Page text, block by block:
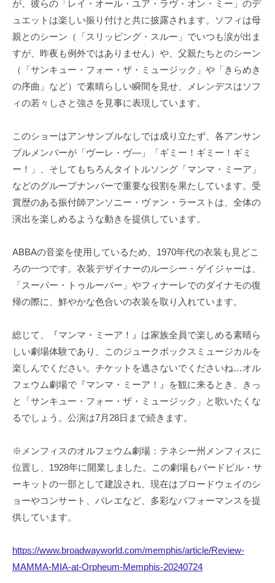
が、彼らの「レイ・オール・ユア・ラヴ・オン・ミー」のデ
ュエットは楽しい振り付けと共に披露されます。ソフィは母
親とのシーン（「スリッピング・スルー」でいつも涙が出ま
すが、昨夜も例外ではありません）や、父親たちとのシーン
（「サンキュー・フォー・ザ・ミュージック」や「きらめき
の序曲」など）で素晴らしい瞬間を見せ、メレンデスはソフ
ィの若々しさと強さを見事に表現しています。
このショーはアンサンブルなしでは成り立たず、各アンサン
ブルメンバーが「ヴーレ・ヴ―」「ギミー！ギミー！ギミ
ー！」、そしてもちろんタイトルソング「マンマ・ミーア」
などのグループナンバーで重要な役割を果たしています。受
賞歴のある振付師アンソニー・ヴァン・ラーストは、全体の
演出を楽しめるような動きを提供しています。
ABBAの音楽を使用しているため、1970年代の衣装も見どこ
ろの一つです。衣装デザイナーのルーシー・ゲイジャーは、
「スーパー・トゥルーパー」やフィナーレでのダイナモの復
帰の際に、鮮やかな色合いの衣装を取り入れています。
総じて、『マンマ・ミーア！』は家族全員で楽しめる素晴ら
しい劇場体験であり、このジュークボックスミュージカルを
楽しんでください。チケットを逃さないでくださいね…オル
フェウム劇場で『マンマ・ミーア！』を観に来るとき、きっ
と「サンキュー・フォー・ザ・ミュージック」と歌いたくな
るでしょう。公演は7月28日まで続きます。
※メンフィスのオルフェウム劇場：テネシー州メンフィスに
位置し、1928年に開業しました。この劇場もバードビル・サ
ーキットの一部として建設され、現在はブロードウェイのシ
ョーやコンサート、バレエなど、多彩なパフォーマンスを提
供しています。
https://www.broadwayworld.com/memphis/article/Review-
MAMMA-MIA-at-Orpheum-Memphis-20240724